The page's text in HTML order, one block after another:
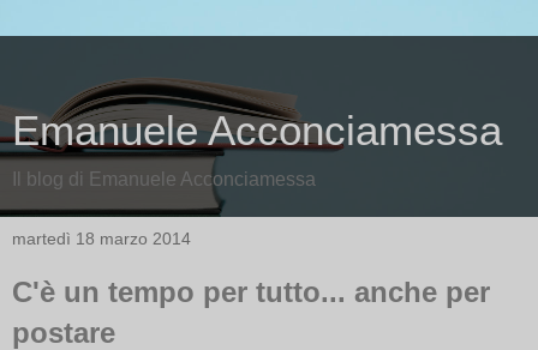
Emanuele Acconciamessa
Il blog di Emanuele Acconciamessa
martedì 18 marzo 2014
C'è un tempo per tutto... anche per
postare